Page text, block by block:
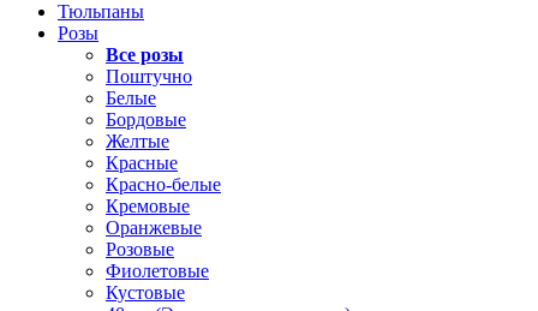
Тюльпаны
Розы
Все розы
Поштучно
Белые
Бордовые
Желтые
Красные
Красно-белые
Кремовые
Оранжевые
Розовые
Фиолетовые
Кустовые